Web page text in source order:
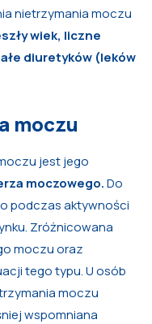
nietrzymania moczu
wiek, liczne
diuretyków (leków
moczu
jest jego
moczowego.Do
podczas aktywności
Zróżnicowana
moczu oraz
tego typu. U osób
moczu
wspomniana